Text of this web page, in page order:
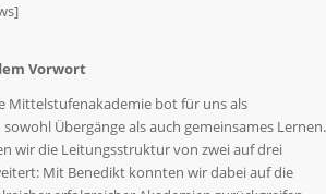
Vorwort
Mittelstufenakademie bot für uns als
Übergänge als auch gemeinsames Lernen.
wir die Leitungsstruktur von zwei auf drei
Mit Benedikt konnten wir dabei auf die